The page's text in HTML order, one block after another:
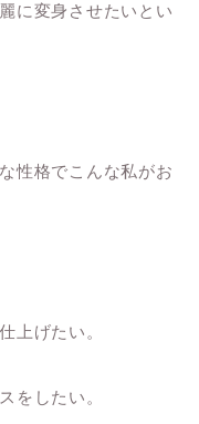
に変身させたいとい
性格でこんな私がお
上げたい。
をしたい。